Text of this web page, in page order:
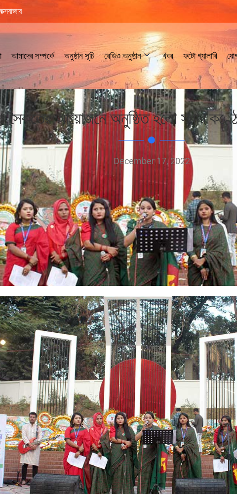
আমাদের সম্পর্কে অনুষ্ঠান সূচি রেডিও অনুষ্ঠান খবর ফটো গ্যালারি
সৈকতের আয়োজনে অনুষ্ঠিত হলো সবার
December 17, 2022